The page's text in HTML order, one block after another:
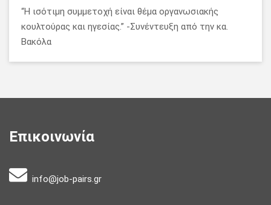
“Η ισότιμη συμμετοχή είναι θέμα οργανωσιακής
κουλτούρας και ηγεσίας.” -Συνέντευξη από την κα.
Βακόλα
Επικοινωνία
info@job-pairs.gr